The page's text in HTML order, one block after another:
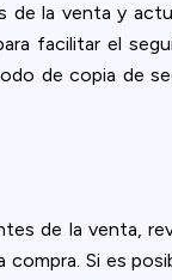
de la venta y
facilitar el
de copia de
de la venta,
Si es